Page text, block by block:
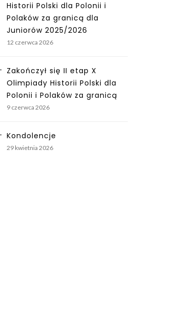
Historii Polski dla Polonii i
Polaków za granicą dla
Juniorów 2025/2026
12 czerwca 2026
Zakończył się II etap X
Olimpiady Historii Polski dla
Polonii i Polaków za granicą
9 czerwca 2026
Kondolencje
29 kwietnia 2026